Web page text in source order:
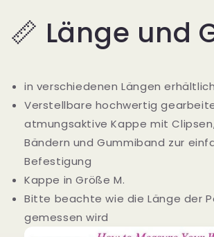
📏 Länge und
in verschiedenen Längen erhältlich
Verstellbare hochwertig
atmungsaktive Kappe mit
Bändern und Gummiband zur
Befestigung
Kappe in Größe M.
Bitte beachte wie die Länge der
gemessen wird